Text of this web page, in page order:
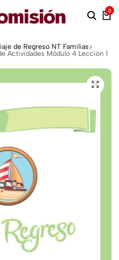
0
de Regreso NT Familias
Actividades Módulo 4 Lección 1